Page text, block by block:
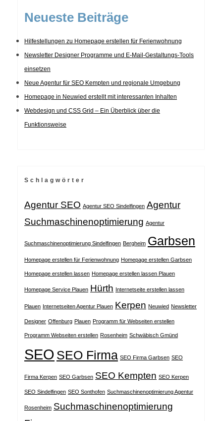
Neueste Beiträge
Hilfestellungen zu Homepage erstellen für Ferienwohnung
Newsletter Designer Programme und E-Mail-Gestaltungs-Tools
einsetzen
Neue Agentur für SEO Kempten und regionale Umgebung
Homepage in Neuwied erstellt mit interessanten Inhalten
Webdesign und CSS Grid – Ein Überblick über die
Funktionsweise
Schlagwörter
Agentur SEO Agentur SEO Sindelfingen Agentur
Suchmaschinenoptimierung Agentur
Suchmaschinenoptimierung Sindelfingen Bergheim Garbsen
Homepage erstellen für Ferienwohnung Homepage erstellen Garbsen
Homepage erstellen lassen Homepage erstellen lassen Plauen
Homepage Service Plauen Hürth Internetseite erstellen lassen
Plauen Internetseiten Agentur Plauen Kerpen Neuwied Newsletter
Designer Offenburg Plauen Programm für Webseiten erstellen
Programm Webseiten erstellen Rosenheim Schwäbisch Gmünd
SEO SEO Firma SEO Firma Garbsen SEO
Firma Kerpen SEO Garbsen SEO Kempten SEO Kerpen
SEO Sindelfingen SEO Sonthofen Suchmaschinenoptimierung Agentur
Rosenheim Suchmaschinenoptimierung